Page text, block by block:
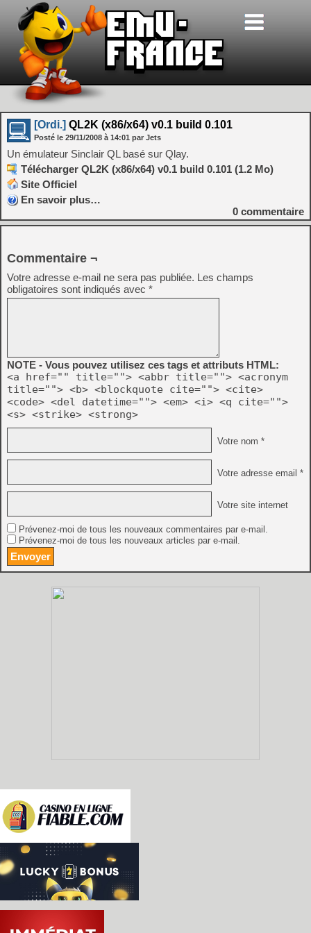
[Ordi.] QL2K (x86/x64) v0.1 build 0.101
Posté le 29/11/2008 à 14:01 par Jets
Un émulateur Sinclair QL basé sur Qlay.
Télécharger QL2K (x86/x64) v0.1 build 0.101 (1.2 Mo)
Site Officiel
En savoir plus…
0 commentaire
Commentaire ¬
Votre adresse e-mail ne sera pas publiée. Les champs
obligatoires sont indiqués avec *
NOTE - Vous pouvez utilisez ces tags et attributs HTML:
<a href="" title=""> <abbr title=""> <acronym
title=""> <b> <blockquote cite=""> <cite>
<code> <del datetime=""> <em> <i> <q cite="">
<s> <strike> <strong>
Votre nom *
Votre adresse email *
Votre site internet
Prévenez-moi de tous les nouveaux commentaires par e-mail.
Prévenez-moi de tous les nouveaux articles par e-mail.